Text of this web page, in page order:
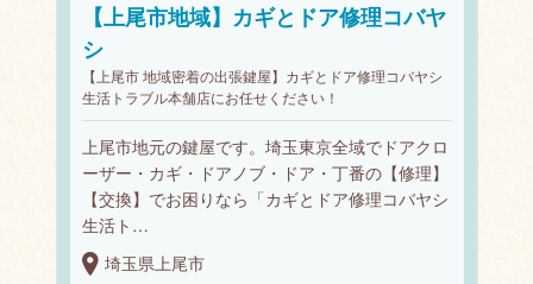
【上尾市地域】カギとドア修理コバヤ
シ
【上尾市 地域密着の出張鍵屋】カギとドア修理コバヤシ
生活トラブル本舗店にお任せください！
上尾市地元の鍵屋です。埼玉東京全域でドアクロ
ーザー・カギ・ドアノブ・ドア・丁番の【修理】
【交換】でお困りなら「カギとドア修理コバヤシ
生活ト…
埼玉県上尾市